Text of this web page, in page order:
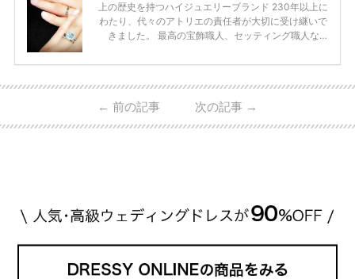
上の歴史を持つハイジュエリーブランド 230年以上に
わたり、代々のアトリエの責任者が大切に受け継いで
きました。 最高の宝飾職人、セッティング職人な
高品質の宝石を扱っています。 至高のデザインと品
ん・魔裟斗さんの婚約指輪 魔裟斗さんが矢沢さんに
贈られた指輪は1カラットのものです。 ショーメの価
← 前の記事 次の記事 →